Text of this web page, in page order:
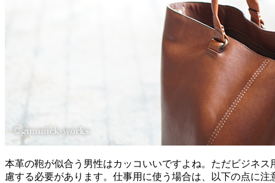
本革の鞄が似合う男性はカッコいいですよね。ただビジネス
慮する必要があります。仕事用に使う場合は、以下の点に注